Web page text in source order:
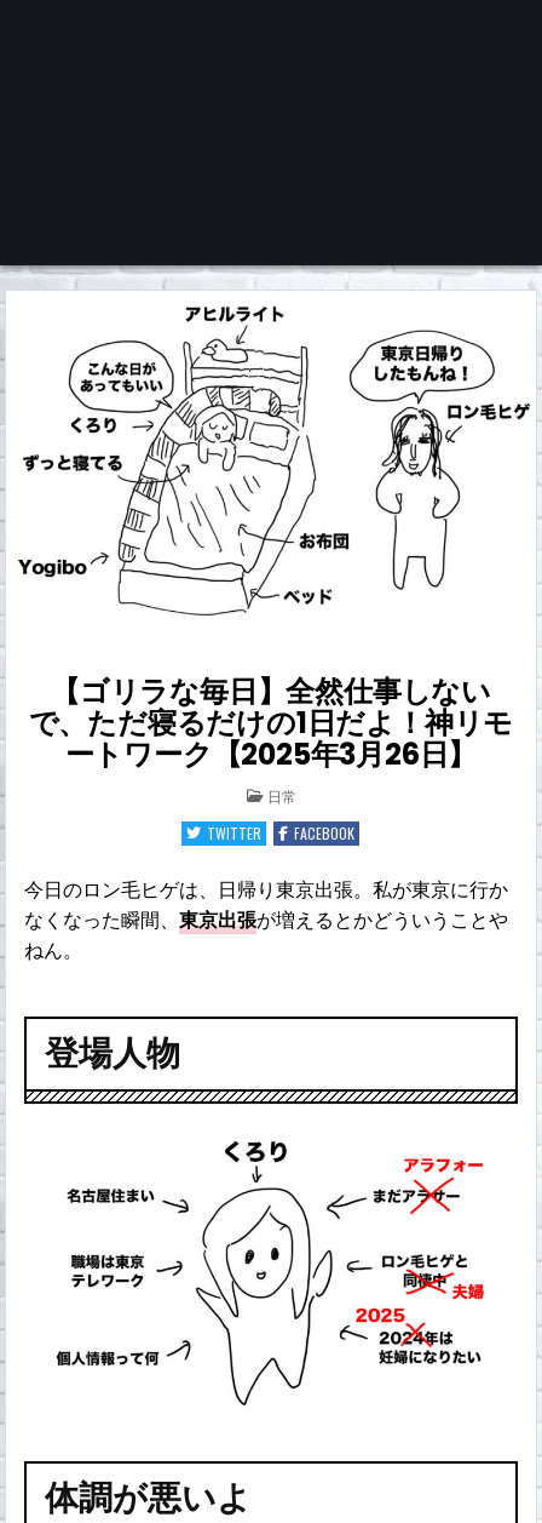
くろチャンネル
【ゴリラな毎日】全然仕事しない
で、ただ寝るだけの1日だよ！神リモ
ートワーク【2025年3月26日】
POSTED
IN
日常
TWITTER
FACEBOOK
今日のロン毛ヒゲは、日帰り東京出張。私が東京に行か
なくなった瞬間、東京出張が増えるとかどういうことや
ねん。
登場人物
体調が悪いよ